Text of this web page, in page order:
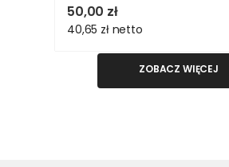
50,00 zł
40,65 zł netto
ZOBACZ WIĘCEJ